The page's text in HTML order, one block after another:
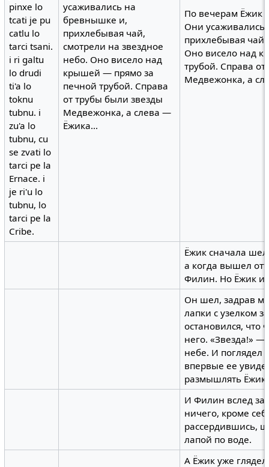
pinxe lo
tcati je pu
catlu lo
tarci tsani.
i ri galtu
lo drudi
ti'a lo
toknu
tubnu. i
zu'a lo
tubnu, cu
se zvati lo
tarci pe la
Ernace. i
je ri'u lo
tubnu, lo
tarci pe la
Cribe.
усаживались на
бревнышке и,
прихлебывая чай,
смотрели на звездное
небо. Оно висело над
крышей — прямо за
печной трубой. Справа
от трубы были звезды
Медвежонка, а слева —
Ёжика...
По вечерам Ёжик
Они
прихлебывая
Оно висело над
трубой. Справа
Медвежонка, а
Ёжик сначала
а когда вышел
Филин. Но Ёжик и
Он шел, задрав
лапки с узелком
остановился, что
него. «Звезда!» —
небе. И поглядел
впервые ее
размышлять Ёжик.
И Филин вслед
ничего, кроме
рассердившись,
лапой по воде.
А Ёжик уже